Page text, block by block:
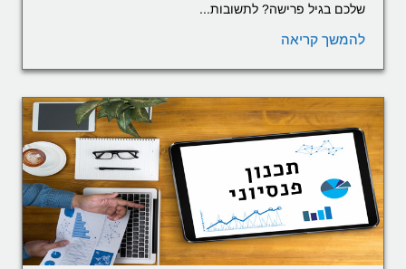
שלכם בגיל פרישה? לתשובות...
להמשך קריאה